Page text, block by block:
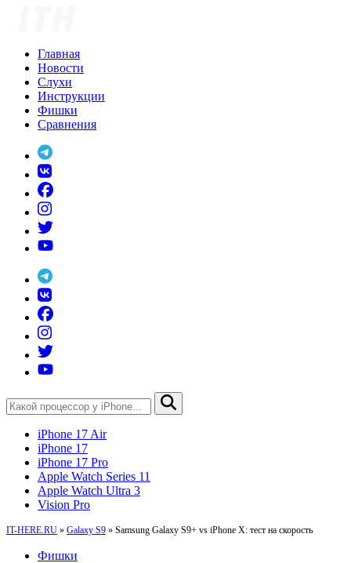
Главная
Новости
Слухи
Инструкции
Фишки
Сравнения
iPhone 17 Air
iPhone 17
iPhone 17 Pro
Apple Watch Series 11
Apple Watch Ultra 3
Vision Pro
IT-HERE.RU » Galaxy S9 » Samsung Galaxy S9+ vs iPhone X: тест на скорость
Фишки